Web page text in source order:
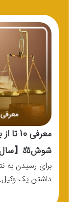
معرفی
شوش⚖️【سال1405
برای رسیدن به
داشتن یک